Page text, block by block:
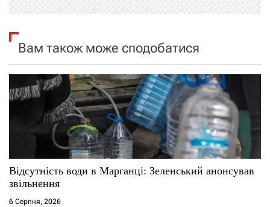
я
з
а
п
і
в
Вам також може сподобатися
Відсутність води в Марганці: Зеленський анонсував
звільнення
6 Серпня, 2026